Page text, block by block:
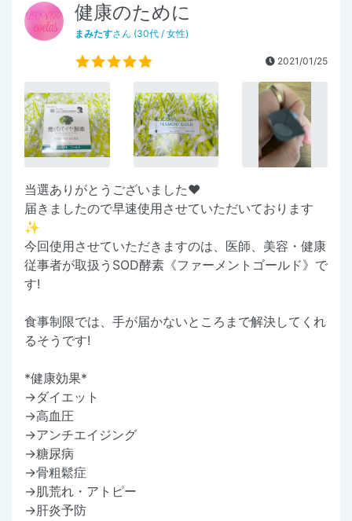
健康のために
まみたすさん (30代 / 女性)
2021/01/25
当選ありがとうございました❤️
届きましたので早速使用させていただいております
✨
今回使用させていただきますのは、医師、美容・健康
従事者が取扱うSOD酵素《ファーメントゴールド》で
す!
食事制限では、手が届かないところまで解決してくれ
るそうです!
*健康効果*
→ダイエット
→高血圧
→アンチエイジング
→糖尿病
→骨粗鬆症
→肌荒れ・アトピー
→肝炎予防